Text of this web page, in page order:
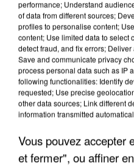
APRÈS TOUTES CES
DE FAUNE SAUVAGE
performance; Understand
of data from different sources;
profiles to personalise content;
content; Use limited data to select
detect fraud, and fix errors;
Save and communicate privacy
process personal data such as IP
following functionalities: Identify
requested; Use precise
other data sources; Link different
information transmitted
Vous pouvez accepter
et fermer", ou affiner